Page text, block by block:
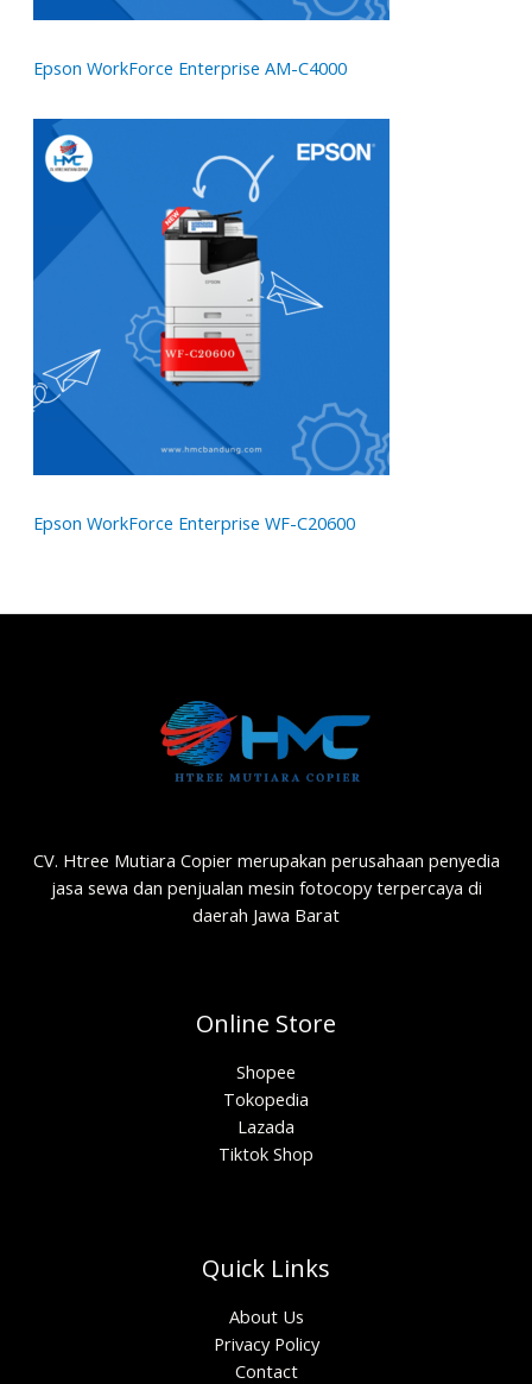
Epson WorkForce Enterprise AM-C4000
Epson WorkForce Enterprise WF-C20600
CV. Htree Mutiara Copier merupakan perusahaan penyedia
jasa sewa dan penjualan mesin fotocopy terpercaya di
daerah Jawa Barat
Online Store
Shopee
Tokopedia
Lazada
Tiktok Shop
Quick Links
About Us
Privacy Policy
Contact